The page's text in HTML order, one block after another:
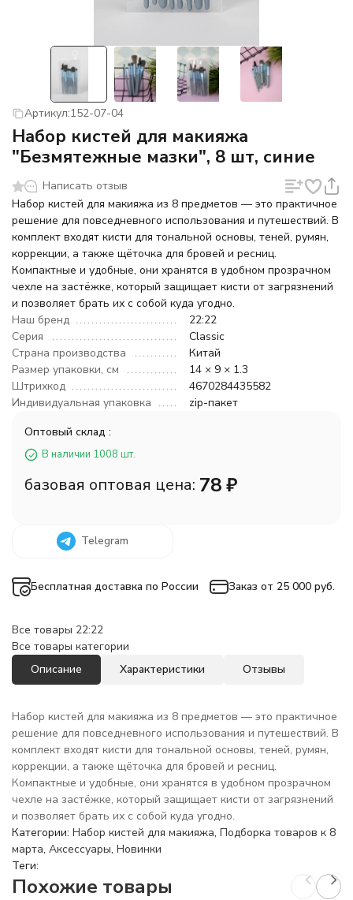
Артикул:152-07-04
Набор кистей для макияжа
"Безмятежные мазки", 8 шт, синие
Написать отзыв
Набор кистей для макияжа из 8 предметов — это практичное
решение для повседневного использования и путешествий. В
комплект входят кисти для тональной основы, теней, румян,
коррекции, а также щёточка для бровей и ресниц.
Компактные и удобные, они хранятся в удобном прозрачном
чехле на застёжке, который защищает кисти от загрязнений
и позволяет брать их с собой куда угодно.
Наш бренд
22:22
Серия
Classic
Страна производства
Китай
Размер упаковки, см
14 × 9 × 1.3
Штрихкод
4670284435582
Индивидуальная упаковка
zip-пакет
Оптовый склад :
В наличии 1008 шт.
базовая оптовая цена: 78₽
Telegram
Бесплатная доставка по России Заказ от 25 000 руб.
Все товары 22:22
Все товары категории
Описание
Характеристики Отзывы
Набор кистей для макияжа из 8 предметов — это практичное
решение для повседневного использования и путешествий. В
комплект входят кисти для тональной основы, теней, румян,
коррекции, а также щёточка для бровей и ресниц.
Компактные и удобные, они хранятся в удобном прозрачном
чехле на застёжке, который защищает кисти от загрязнений
и позволяет брать их с собой куда угодно.
Категории: Набор кистей для макияжа, Подборка товаров к 8
марта, Аксессуары, Новинки
Теги:
Похожие товары